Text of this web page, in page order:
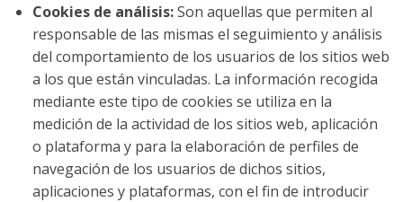
Cookies de análisis:Son aquellas que permiten al
responsable de las mismas el seguimiento y análisis
del comportamiento de los usuarios de los sitios web
a los que están vinculadas. La información recogida
mediante este tipo de cookies se utiliza en la
medición de la actividad de los sitios web, aplicación
o plataforma y para la elaboración de perfiles de
navegación de los usuarios de dichos sitios,
aplicaciones y plataformas, con el fin de introducir